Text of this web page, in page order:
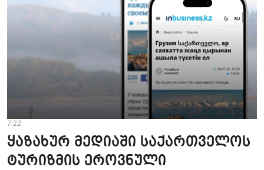
7:22
ყაზახურ მედიაში საქართველოს
ტურიზმის ეროვნული